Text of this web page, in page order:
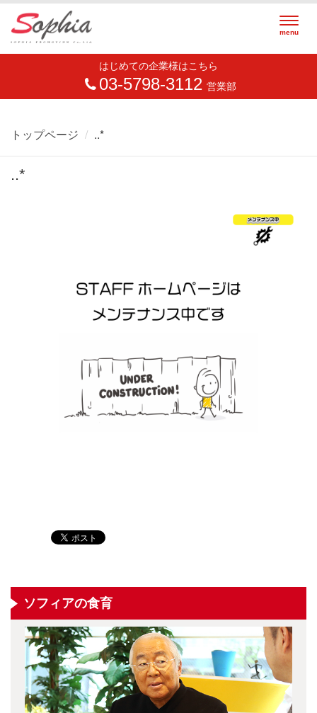
menu
はじめての企業様はこちら
03-5798-3112 営業部
トップページ ..*
..*
ソフィアの食育